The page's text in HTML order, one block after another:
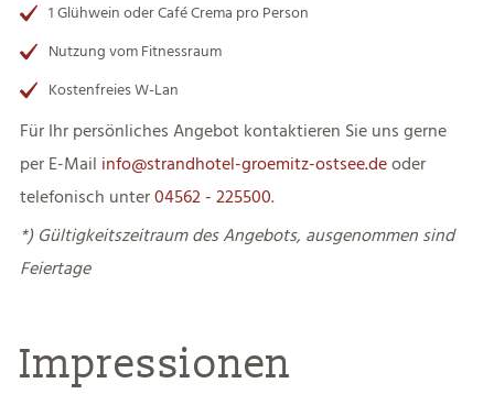
1 Glühwein oder Café Crema pro Person
Nutzung vom Fitnessraum
Kostenfreies W-Lan
Für Ihr persönliches Angebot kontaktieren Sie uns gerne
per E-Mail info@strandhotel-groemitz-ostsee.deoder
telefonisch unter04562 - 225500.
*) Gültigkeitszeitraum des Angebots, ausgenommen sind
Feiertage
Impressionen